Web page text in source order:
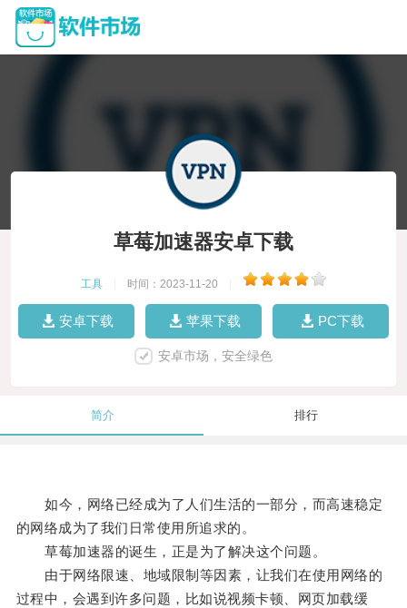
草莓加速器安卓下载
工具 时间：2023-11-20
安卓下载 苹果下载 PC下载
安卓市场，安全绿色
简介 排行
如今，网络已经成为了人们生活的一部分，而高速稳定
的网络成为了我们日常使用所追求的。
草莓加速器的诞生，正是为了解决这个问题。
由于网络限速、地域限制等因素，让我们在使用网络的
过程中，会遇到许多问题，比如说视频卡顿、网页加载缓